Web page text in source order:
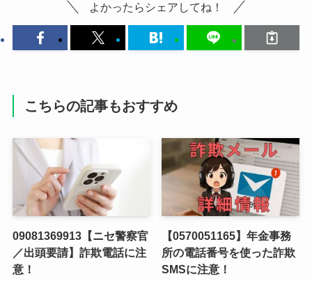
よかったらシェアしてね！
こちらの記事もおすすめ
09081369913【ニセ警察官
／出頭要請】詐欺電話に注
意！
【0570051165】年金事務
所の電話番号を使った詐欺
SMSに注意！